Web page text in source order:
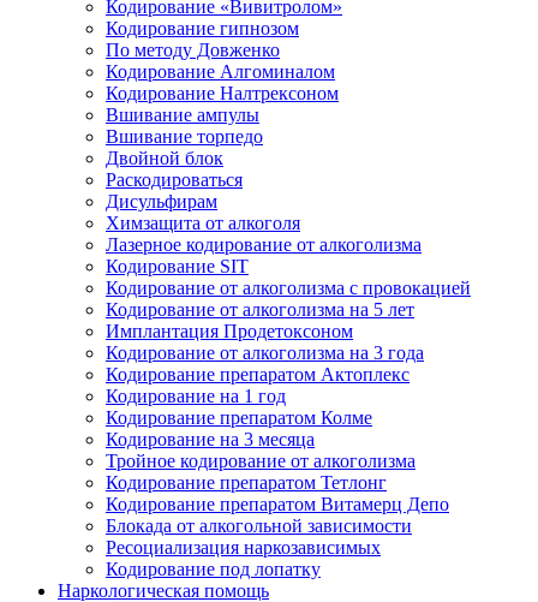
Кодирование «Вивитролом»
Кодирование гипнозом
По методу Довженко
Кодирование Алгоминалом
Кодирование Налтрексоном
Вшивание ампулы
Вшивание торпедо
Двойной блок
Раскодироваться
Дисульфирам
Химзащита от алкоголя
Лазерное кодирование от алкоголизма
Кодирование SIT
Кодирование от алкоголизма с провокацией
Кодирование от алкоголизма на 5 лет
Имплантация Продетоксоном
Кодирование от алкоголизма на 3 года
Кодирование препаратом Актоплекс
Кодирование на 1 год
Кодирование препаратом Колме
Кодирование на 3 месяца
Тройное кодирование от алкоголизма
Кодирование препаратом Тетлонг
Кодирование препаратом Витамерц Депо
Блокада от алкогольной зависимости
Ресоциализация наркозависимых
Кодирование под лопатку
Наркологическая помощь